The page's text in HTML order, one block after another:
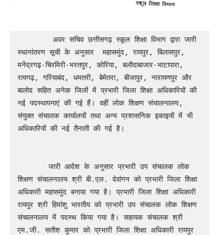
स्थानांतरण सूची के अनुसार  महासमुंद, रायपुर, बिलासपुर,
मनेंद्रगढ़-चिरमिरी-भरतपुर, कोरिया, बलौदाबाजार-भाटापारा,
रायगढ़, गरियाबंद, धमतरी, बेमेतरा, बीजापुर, नारायणपुर और
बालोद सहित अनेक जिलों में प्रभारी जिला शिक्षा अधिकारियों की
नई पदस्थापनाएं की गई हैं। वहीं लोक शिक्षण संचालनालय,
संयुक्त संचालक कार्यालयों तथा अन्य प्रशासनिक इकाइयों में भी
अधिकारियों की नई तैनाती की गई है।
       जारी आदेश के अनुसार प्रभारी उप संचालक लोक
शिक्षण संचालनालय श्री बी.एल. देवांगन को प्रभारी जिला शिक्षा
अधिकारी महासमुंद बनाया गया है। प्रभारी जिला शिक्षा अधिकारी
रायपुर श्री हिमांशु भारतीय को प्रभारी उप संचालक लोक शिक्षण
संचालनालय में पदस्थ किया गया है। सहायक संचालक श्री
एम.जी. सतीश कुमार को प्रभारी जिला शिक्षा अधिकारी रायपुर